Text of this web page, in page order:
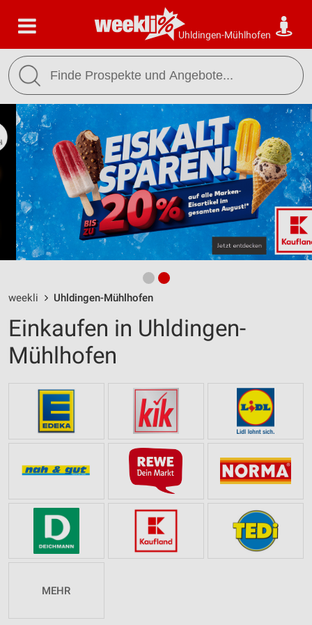
Uhldingen-Mühlhofen
weekli Uhldingen-Mühlhofen
Einkaufen in Uhldingen-
Mühlhofen
MEHR